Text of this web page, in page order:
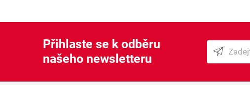
Přihlaste se k odběru
našeho newsletteru